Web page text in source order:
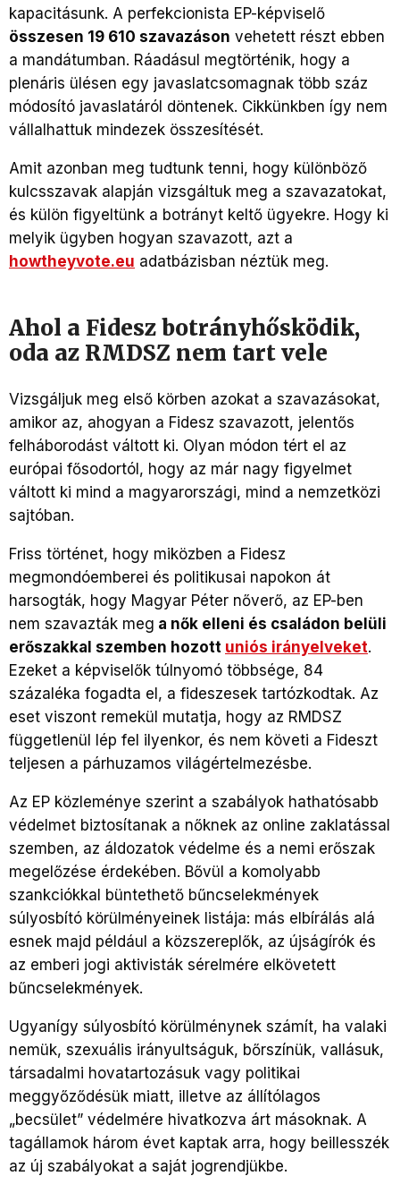
kapacitásunk. A perfekcionista EP-képviselő
összesen 19 610 szavazáson vehetett részt ebben
a mandátumban. Ráadásul megtörténik, hogy a
plenáris ülésen egy javaslatcsomagnak több száz
módosító javaslatáról döntenek. Cikkünkben így nem
vállalhattuk mindezek összesítését.
Amit azonban meg tudtunk tenni, hogy különböző
kulcsszavak alapján vizsgáltuk meg a szavazatokat,
és külön figyeltünk a botrányt keltő ügyekre. Hogy ki
melyik ügyben hogyan szavazott, azt a
howtheyvote.eu adatbázisban néztük meg.
Ahol a Fidesz botrányhősködik,
oda az RMDSZ nem tart vele
Vizsgáljuk meg első körben azokat a szavazásokat,
amikor az, ahogyan a Fidesz szavazott, jelentős
felháborodást váltott ki. Olyan módon tért el az
európai fősodortól, hogy az már nagy figyelmet
váltott ki mind a magyarországi, mind a nemzetközi
sajtóban.
Friss történet, hogy miközben a Fidesz
megmondóemberei és politikusai napokon át
harsogták, hogy Magyar Péter nőverő, az EP-ben
nem szavazták meg a nők elleni és családon belüli
erőszakkal szemben hozott uniós irányelveket.
Ezeket a képviselők túlnyomó többsége, 84
százaléka fogadta el, a fideszesek tartózkodtak. Az
eset viszont remekül mutatja, hogy az RMDSZ
függetlenül lép fel ilyenkor, és nem követi a Fideszt
teljesen a párhuzamos világértelmezésbe.
Az EP közleménye szerint a szabályok hathatósabb
védelmet biztosítanak a nőknek az online zaklatással
szemben, az áldozatok védelme és a nemi erőszak
megelőzése érdekében. Bővül a komolyabb
szankciókkal büntethető bűncselekmények
súlyosbító körülményeinek listája: más elbírálás alá
esnek majd például a közszereplők, az újságírók és
az emberi jogi aktivisták sérelmére elkövetett
bűncselekmények.
Ugyanígy súlyosbító körülménynek számít, ha valaki
nemük, szexuális irányultságuk, bőrszínük, vallásuk,
társadalmi hovatartozásuk vagy politikai
meggyőződésük miatt, illetve az állítólagos
„becsület” védelmére hivatkozva árt másoknak. A
tagállamok három évet kaptak arra, hogy beillesszék
az új szabályokat a saját jogrendjükbe.